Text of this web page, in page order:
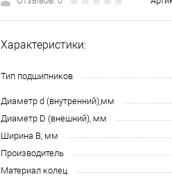
Характеристики:
Тип подшипников
Диаметр d (внутренний),мм
Диаметр D (внешний), мм
Ширина B, мм
Производитель
Материал колец